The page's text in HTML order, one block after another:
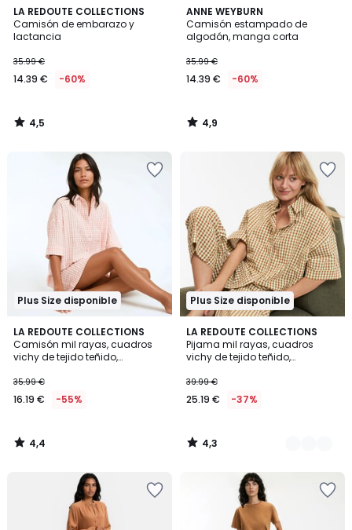
LA REDOUTE COLLECTIONS
Camisón de embarazo y
lactancia
35.99 €
14.39 € -60%
4,5
/ 5
4,5
/
ANNE WEYBURN
Camisón estampado de
algodón, manga corta
35.99 €
14.39 € -60%
4,9
/ 5
4,9
/
Plus Size disponible
LA REDOUTE COLLECTIONS
Camisón mil rayas, cuadros
vichy de tejido teñido,
35.99 €
16.19 € -55%
4,4
/ 5
4,4
/
Plus Size disponible
LA REDOUTE COLLECTIONS
Pijama mil rayas, cuadros
vichy de tejido teñido,
39.99 €
25.19 € -37%
4,3
/ 5
2
Colores
4,3
/